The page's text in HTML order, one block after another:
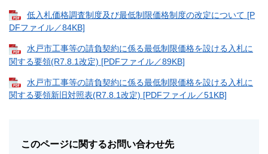
低入札価格調査制度及び最低制限価格制度の改定について [P
DFファイル／84KB]
水戸市工事等の請負契約に係る最低制限価格を設ける入札に
関する要領(R7.8.1改定) [PDFファイル／89KB]
水戸市工事等の請負契約に係る最低制限価格を設ける入札に
関する要領新旧対照表(R7.8.1改定) [PDFファイル／51KB]
このページに関するお問い合わせ先